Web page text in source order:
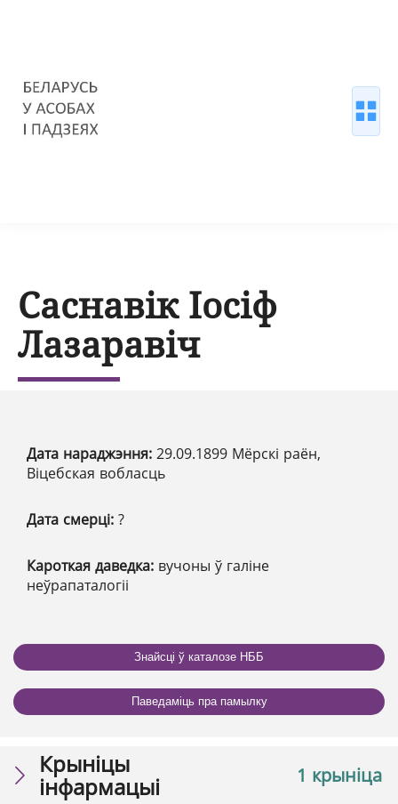
Саснавік Іосіф
Лазаравіч
Дата нараджэння: 29.09.1899 Мёрскі раён,
Віцебская вобласць
Дата смерці: ?
Кароткая даведка: вучоны ў галіне
неўрапаталогіі
Знайсці ў каталозе НББ
Паведаміць пра памылку
1 крыніца
Крыніцы
інфармацыі